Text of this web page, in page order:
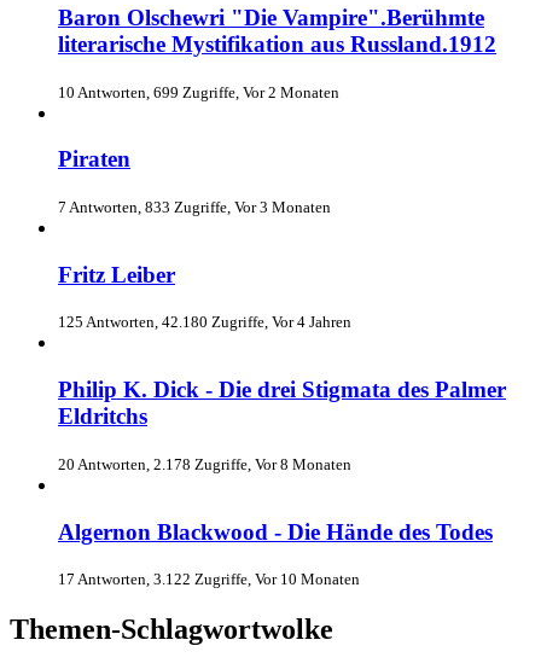
Baron Olschewri "Die Vampire".Berühmte
literarische Mystifikation aus Russland.1912
10 Antworten, 699 Zugriffe, Vor 2 Monaten
Piraten
7 Antworten, 833 Zugriffe, Vor 3 Monaten
Fritz Leiber
125 Antworten, 42.180 Zugriffe, Vor 4 Jahren
Philip K. Dick - Die drei Stigmata des Palmer
Eldritchs
20 Antworten, 2.178 Zugriffe, Vor 8 Monaten
Algernon Blackwood - Die Hände des Todes
17 Antworten, 3.122 Zugriffe, Vor 10 Monaten
Themen-Schlagwortwolke